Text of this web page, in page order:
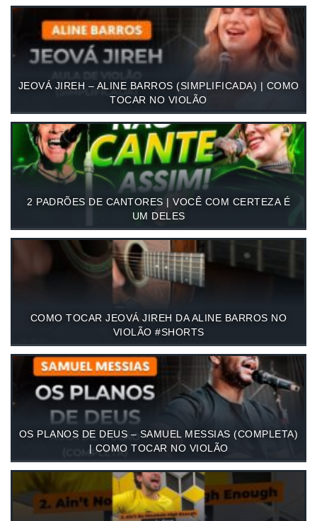
JEOVÁ JIREH – ALINE BARROS (SIMPLIFICADA) | COMO
TOCAR NO VIOLÃO
2 PADRÕES DE CANTORES | VOCÊ COM CERTEZA É
UM DELES
COMO TOCAR JEOVÁ JIREH DA ALINE BARROS NO
VIOLÃO #SHORTS
OS PLANOS DE DEUS – SAMUEL MESSIAS (COMPLETA)
| COMO TOCAR NO VIOLÃO